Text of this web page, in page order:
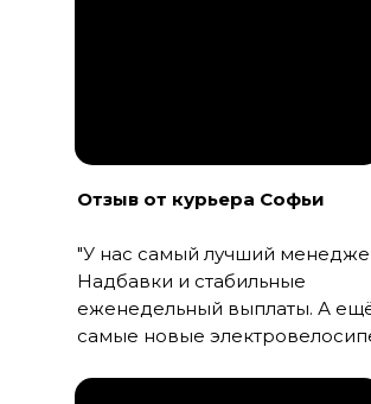
Отзыв от курьера Софьи
"У нас самый лучший
Надбавки и стабильные
еженедельный выплаты. А
самые новые